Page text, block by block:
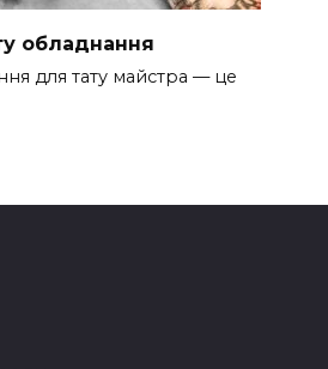
обладнання
для тату майстра — це